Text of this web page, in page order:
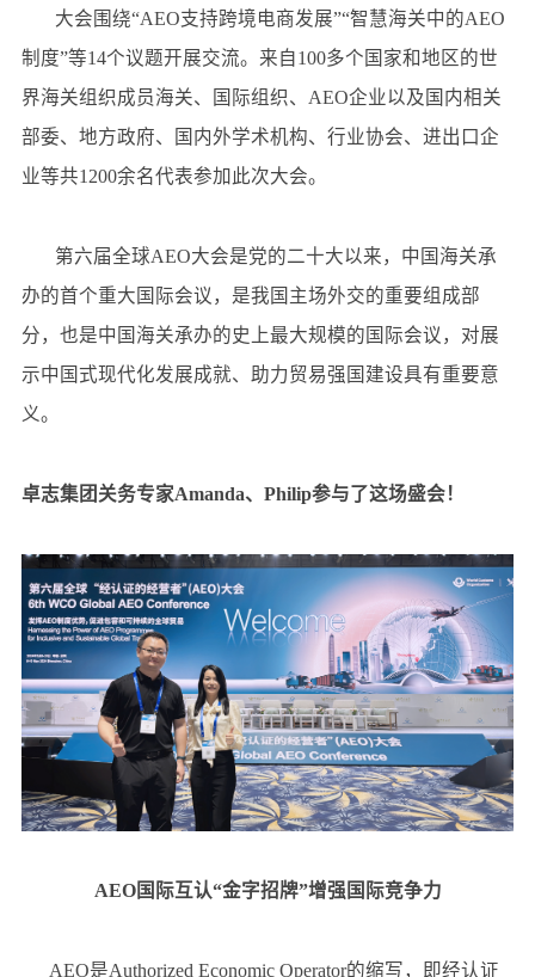
大会围绕“AEO支持跨境电商发展”“智慧海关中的AEO
制度”等14个议题开展交流。来自100多个国家和地区的世
界海关组织成员海关、国际组织、AEO企业以及国内相关
部委、地方政府、国内外学术机构、行业协会、进出口企
业等共1200余名代表参加此次大会。
第六届全球AEO大会是党的二十大以来，中国海关承
办的首个重大国际会议，是我国主场外交的重要组成部
分，也是中国海关承办的史上最大规模的国际会议，对展
示中国式现代化发展成就、助力贸易强国建设具有重要意
义。
卓志集团关务专家Amanda、Philip参与了这场盛会！
AEO国际互认“金字招牌”增强国际竞争力
AEO是Authorized Economic Operator的缩写，即经认证